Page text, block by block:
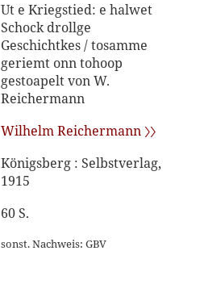
Ut e Kriegstied: e halwet
Schock drollge
Geschichtkes / tosamme
geriemt onn tohoop
gestoapelt von W.
Reichermann
Wilhelm Reichermann 〉〉
Königsberg : Selbstverlag,
1915
60 S.
sonst. Nachweis: GBV